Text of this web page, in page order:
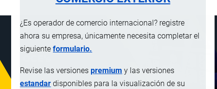
¿Es operador de comercio internacional? registre
ahora su empresa, únicamente necesita completar el
siguienteformulario.
Revise las versionespremium y las versiones
estandar disponibles para la visualización de su